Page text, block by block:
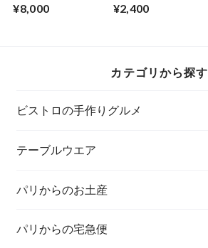
¥8,000
ワイト
¥2,400
カテゴリから探す
ビストロの手作りグルメ
テーブルウエア
パリからのお土産
パリからの宅急便